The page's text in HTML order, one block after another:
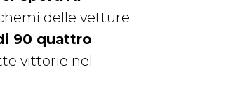
delle vetture
90 quattro
vittorie nel